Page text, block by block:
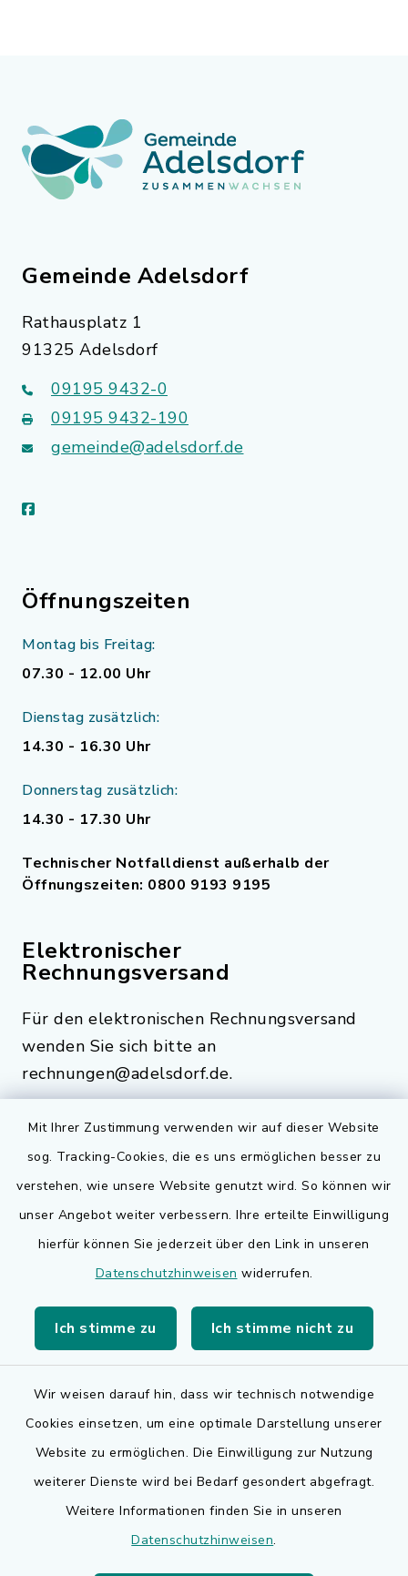
Mit Ihrer Zustimmung verwenden wir auf dieser Website
sog. Tracking-Cookies, die es uns ermöglichen besser zu
verstehen, wie unsere Website genutzt wird. So können wir
unser Angebot weiter verbessern. Ihre erteilte Einwilligung
hierfür können Sie jederzeit über den Link in unseren
Datenschutzhinweisen widerrufen.
Ich stimme zu Ich stimme nicht zu
Wir weisen darauf hin, dass wir technisch notwendige
Cookies einsetzen, um eine optimale Darstellung unserer
Website zu ermöglichen. Die Einwilligung zur Nutzung
weiterer Dienste wird bei Bedarf gesondert abgefragt.
Weitere Informationen finden Sie in unseren
Datenschutzhinweisen.
Gemeinde Adelsdorf
Rathausplatz 1
91325 Adelsdorf
09195 9432-0
09195 9432-190
gemeinde@adelsdorf.de
facebook
Öffnungszeiten
Montag bis Freitag:
07.30 - 12.00 Uhr
Dienstag zusätzlich:
14.30 - 16.30 Uhr
Donnerstag zusätzlich:
14.30 - 17.30 Uhr
Technischer Notfalldienst außerhalb der
Öffnungszeiten: 0800 9193 9195
Elektronischer
Rechnungsversand
Für den elektronischen Rechnungsversand
wenden Sie sich bitte an
rechnungen@adelsdorf.de.
Quicklinks
Bauen in Adelsdorf
BayernPortal
Landkreis Erlangen-Höchstadt
Barrierefreiheit